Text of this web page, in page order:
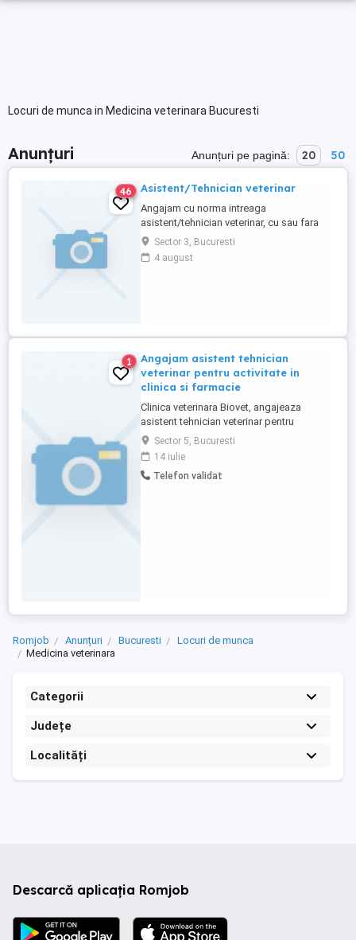
Locuri de munca in Medicina veterinara Bucuresti
Anunțuri Anunțuri pe pagină: 20 50
46 Asistent/Tehnician veterinar
Angajam cu norma intreaga
asistent/tehnician veterinar, cu sau fara
experienta. Salariu negociabil, in functie
de performante. Candidatul ideal: iubitor
de animale, rezistent la stres, cu dorinta
Sector 3, Bucuresti
4 august
1
Angajam asistent tehnician
veterinar pentru activitate in
clinica si farmacie
Clinica veterinara Biovet, angajeaza
asistent tehnician veterinar pentru
activitate in clinica si farmacie. Detaliile
pachetului salarial se discuta la interviu.
Persoanele interesate sunt rugate sa
trimita CV la adresa din anunt sau pe nr de
Sector 5, Bucuresti
14 iulie
Telefon validat
Romjob Anunțuri Bucuresti
Locuri de munca
Medicina veterinara
Categorii
Județe
Localități
Descarcă aplicația Romjob